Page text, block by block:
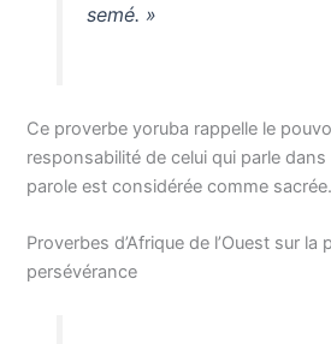
semé. »
Ce proverbe yoruba rappelle le
responsabilité de celui qui parle dans
parole est considérée comme sacrée.
Proverbes d’Afrique de l’Ouest sur la
persévérance